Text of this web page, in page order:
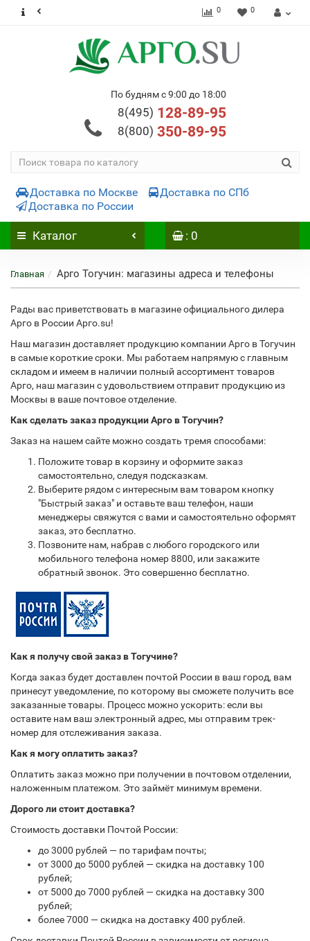
0 0
По будням с 9:00 до 18:00
8(495) 128-89-95
8(800) 350-89-95
Доставка по Москве
Доставка по СПб
Доставка по России
Каталог : 0
Главная Арго Тогучин: магазины адреса и телефоны
Рады вас приветствовать в магазине официального дилера
Арго в России Арго.su!
Наш магазин доставляет продукцию компании Арго в Тогучин
в самые короткие сроки. Мы работаем напрямую с главным
складом и имеем в наличии полный ассортимент товаров
Арго, наш магазин с удовольствием отправит продукцию из
Москвы в ваше почтовое отделение.
Как сделать заказ продукции Арго в Тогучин?
Заказ на нашем сайте можно создать тремя способами:
Положите товар в корзину и оформите заказ
самостоятельно, следуя подсказкам.
Выберите рядом с интересным вам товаром кнопку
"Быстрый заказ" и оставьте ваш телефон, наши
менеджеры свяжутся с вами и самостоятельно оформят
заказ, это бесплатно.
Позвоните нам, набрав с любого городского или
мобильного телефона номер 8800, или закажите
обратный звонок. Это совершенно бесплатно.
Как я получу свой заказ в Тогучине?
Когда заказ будет доставлен почтой России в ваш город, вам
принесут уведомление, по которому вы сможете получить все
заказанные товары. Процесс можно ускорить: если вы
оставите нам ваш электронный адрес, мы отправим трек-
номер для отслеживания заказа.
Как я могу оплатить заказ?
Оплатить заказ можно при получении в почтовом отделении,
наложенным платежом. Это займёт минимум времени.
Дорого ли стоит доставка?
Стоимость доставки Почтой России:
до 3000 рублей — по тарифам почты;
от 3000 до 5000 рублей — скидка на доставку 100
рублей;
от 5000 до 7000 рублей — скидка на доставку 300
рублей;
более 7000 — скидка на доставку 400 рублей.